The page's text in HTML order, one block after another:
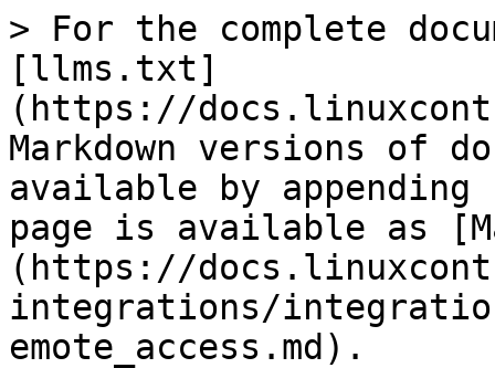
> For the complete
[llms.txt]
(https://
Markdown versions of
available by
page is available as
(https://
integrations/
emote_access.md).